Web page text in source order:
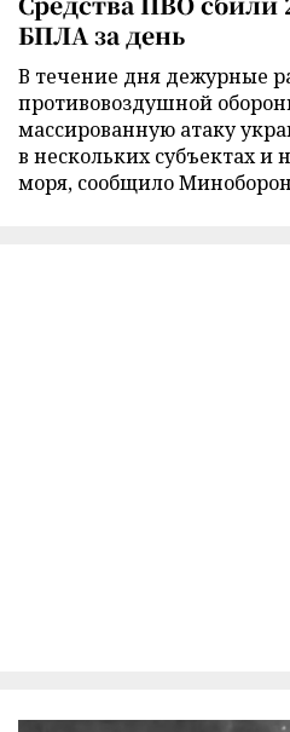
БПЛА за день
В течение дня дежурные
противовоздушной
массированную атаку
в нескольких субъектах и
моря, сообщило